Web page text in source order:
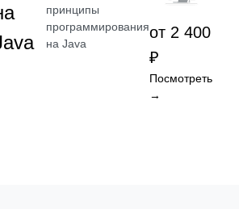
принципы
программирования
на Java
от 2 400
₽
Посмотреть
→